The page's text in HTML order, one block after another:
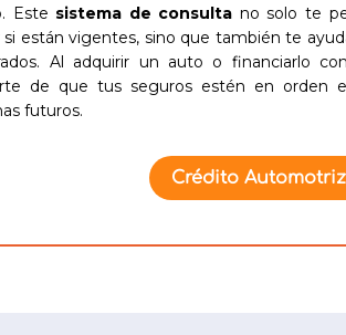
Este sistema de consulta no solo te
están vigentes, sino que también te
Al adquirir un auto o financiarlo
de que tus seguros estén en orden
futuros.
Crédito Automotriz